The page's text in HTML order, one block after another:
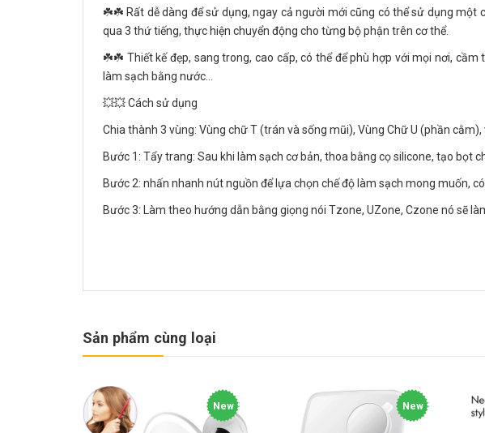
☘️☘️ Rất dễ dàng để sử dụng, ngay cả người mới cũng có thể sử dụng một
qua 3 thứ tiếng, thực hiện chuyển động cho từng bộ phận trên cơ thể.
☘️☘️ Thiết kế đẹp, sang trong, cao cấp, có thể để phù hợp với mọi nơi,
làm sạch bằng nước...
💥💥 Cách sử dụng
Chia thành 3 vùng: Vùng chữ T (trán và sống mũi), Vùng Chữ U (phần
Bước 1: Tẩy trang: Sau khi làm sạch cơ bản, thoa bằng cọ silicone, tạo bọt
Bước 2: nhấn nhanh nút nguồn để lựa chọn chế độ làm sạch mong muốn,
Bước 3: Làm theo hướng dẫn bằng giọng nói Tzone, UZone, Czone nó sẽ
Sản phẩm cùng loại
New New